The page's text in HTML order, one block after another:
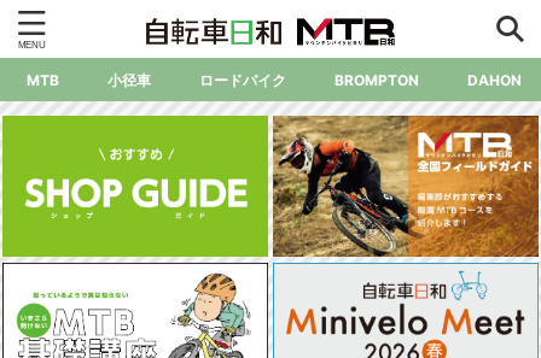
MTB 小径車 ロードバイク BROMPTON DAHON